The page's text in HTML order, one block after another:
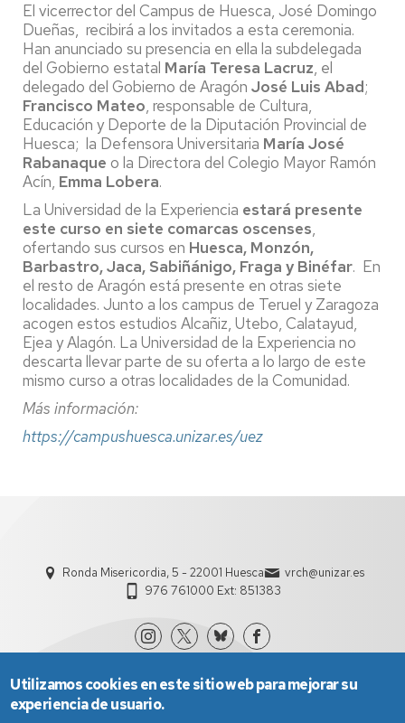
El vicerrector del Campus de Huesca, José Domingo
Dueñas, recibirá a los invitados a esta ceremonia.
Han anunciado su presencia en ella la subdelegada
del Gobierno estatal María Teresa Lacruz, el
delegado del Gobierno de Aragón José Luis Abad;
Francisco Mateo, responsable de Cultura,
Educación y Deporte de la Diputación Provincial de
Huesca; la Defensora Universitaria María José
Rabanaque o la Directora del Colegio Mayor Ramón
Acín, Emma Lobera.
La Universidad de la Experiencia estará presente
este curso en siete comarcas oscenses,
ofertando sus cursos en Huesca, Monzón,
Barbastro, Jaca, Sabiñánigo, Fraga y Binéfar. En
el resto de Aragón está presente en otras siete
localidades. Junto a los campus de Teruel y Zaragoza
acogen estos estudios Alcañiz, Utebo, Calatayud,
Ejea y Alagón. La Universidad de la Experiencia no
descarta llevar parte de su oferta a lo largo de este
mismo curso a otras localidades de la Comunidad.
Más información:
https://campushuesca.unizar.es/uez
Ronda Misericordia, 5 - 22001 Huesca
vrch@unizar.es
976 761000 Ext: 851383
Utilizamos cookies en este sitio web para mejorar su
experiencia de usuario.